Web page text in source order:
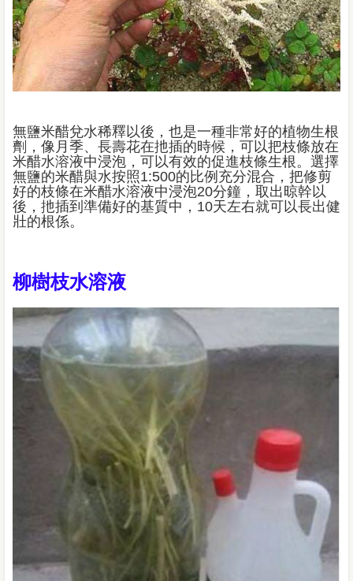
無鹽米醋兌水稀釋以後，也是一種非常好的植物生根
劑，像月季、長壽花在扡插的時候，可以把枝條放在
米醋水溶液中浸泡，可以有效的促進枝條生根。選擇
無鹽的米醋與水按照1:500的比例充分混合，把修剪
好的枝條在米醋水溶液中浸泡20分鐘，取出晾幹以
後，扡插到準備好的基質中，10天左右就可以長出健
壯的根係。
柳樹枝水溶液